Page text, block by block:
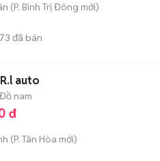
(P. Bình Trị Đông mới)
đã bán
auto
Đồ nam
đ
(P. Tân Hòa mới)